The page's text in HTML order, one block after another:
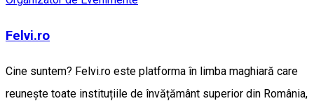
Felvi.ro
Cine suntem? Felvi.ro este platforma în limba maghiară care
reunește toate instituțiile de învățământ superior din România,